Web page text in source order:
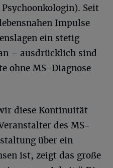
Seit
Impulse
ein stetig
– ausdrücklich sind
ohne MS-Diagnose
diese Kontinuität
des MS-
über ein
ist, zeigt das große